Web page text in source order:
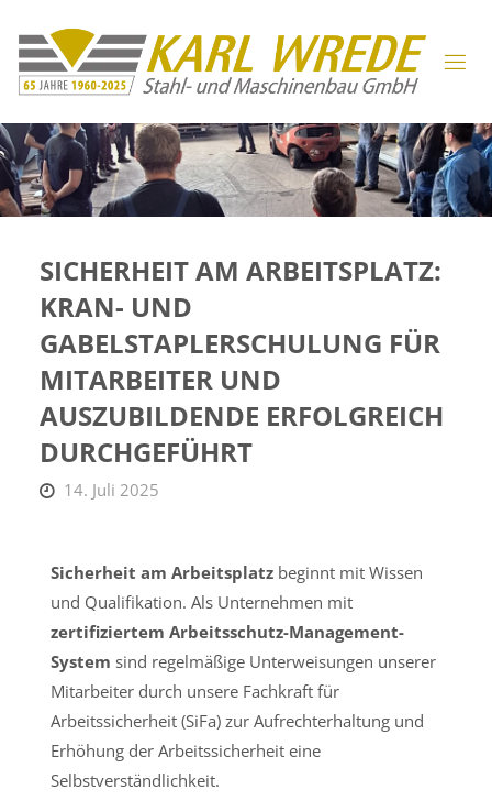
SICHERHEIT AM ARBEITSPLATZ:
KRAN- UND
GABELSTAPLERSCHULUNG FÜR
MITARBEITER UND
AUSZUBILDENDE ERFOLGREICH
DURCHGEFÜHRT
14. Juli 2025
Sicherheit am Arbeitsplatzbeginnt mit Wissen
und Qualifikation. Als Unternehmen mit
zertifiziertem Arbeitsschutz-Management-
System sind regelmäßige Unterweisungen unserer
Mitarbeiter durch unsere Fachkraft für
Arbeitssicherheit (SiFa) zur Aufrechterhaltung und
Erhöhung der Arbeitssicherheit eine
Selbstverständlichkeit.